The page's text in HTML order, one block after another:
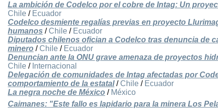
La ambición de Codelco por el cobre de Intag: Un
Chile / Ecuador
Codelco desmiente regalías previas en proyecto
humanos / Chile / Ecuador
Diputados chilenos ofician a Codelco tras denuncia de
minero / Chile / Ecuador
Denuncian ante la ONU grave amenaza de proyectos
Chile / Internacional
Delegación de comunidades de Intag afectadas por
comportamiento de la estatal/ Chile / Ecuador
La negra noche de México / México
Caimanes: "Este fallo es lapidario para la minera Los